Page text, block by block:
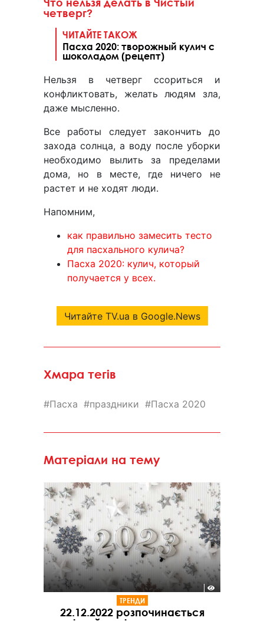
четверг?
ЧИТАЙТЕ ТАКОЖ
Пасха 2020: творожный кулич с
шоколадом (рецепт)
Нельзя в четверг ссориться и
конфликтовать, желать людям зла,
даже мысленно.
Все работы следует закончить до
захода солнца, а воду после уборки
необходимо вылить за пределами
дома, но в месте, где ничего не
растет и не ходят люди.
Напомним,
как правильно замесить тесто
для пасхального кулича?
Пасха 2020: кулич, который
получается у всех.
Читайте TV.ua в Google.News
Хмара тегів
Пасха праздники Пасха 2020
Матеріали на тему
ТРЕНДИ
22.12.2022 розпочинається